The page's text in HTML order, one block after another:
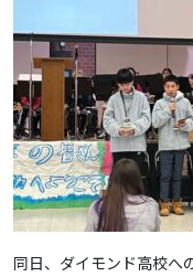
同日、ダイモンド高校へ